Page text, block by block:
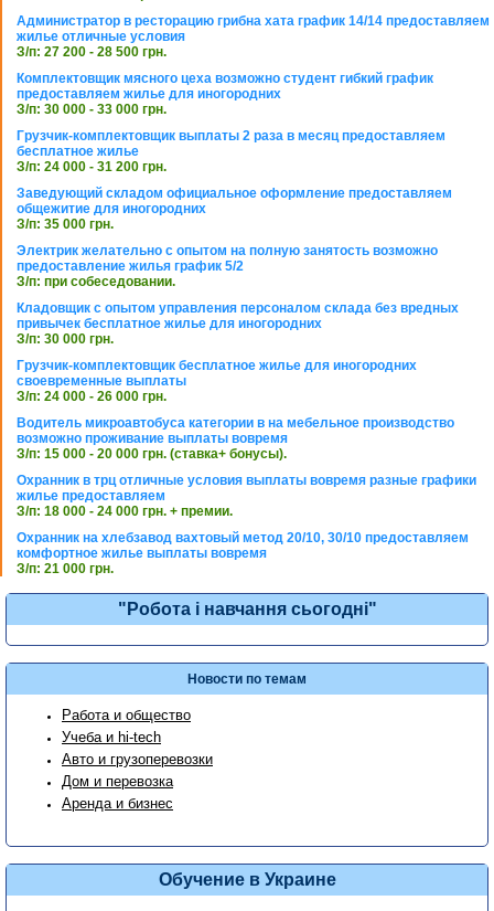
Администратор в ресторацию грибна хата график 14/14 предоставляем
жилье отличные условия
З/п: 27 200 - 28 500 грн.
Комплектовщик мясного цеха возможно студент гибкий график
предоставляем жилье для иногородних
З/п: 30 000 - 33 000 грн.
Грузчик-комплектовщик выплаты 2 раза в месяц предоставляем
бесплатное жилье
З/п: 24 000 - 31 200 грн.
Заведующий складом официальное оформление предоставляем
общежитие для иногородних
З/п: 35 000 грн.
Электрик желательно с опытом на полную занятость возможно
предоставление жилья график 5/2
З/п: при собеседовании.
Кладовщик с опытом управления персоналом склада без вредных
привычек бесплатное жилье для иногородних
З/п: 30 000 грн.
Грузчик-комплектовщик бесплатное жилье для иногородних
своевременные выплаты
З/п: 24 000 - 26 000 грн.
Водитель микроавтобуса категории в на мебельное производство
возможно проживание выплаты вовремя
З/п: 15 000 - 20 000 грн. (ставка+ бонусы).
Охранник в трц отличные условия выплаты вовремя разные графики
жилье предоставляем
З/п: 18 000 - 24 000 грн. + премии.
Охранник на хлебзавод вахтовый метод 20/10, 30/10 предоставляем
комфортное жилье выплаты вовремя
З/п: 21 000 грн.
"Робота і навчання сьогодні"
Новости по темам
Работа и общество
Учеба и hi-tech
Авто и грузоперевозки
Дом и перевозка
Аренда и бизнес
Обучение в Украине